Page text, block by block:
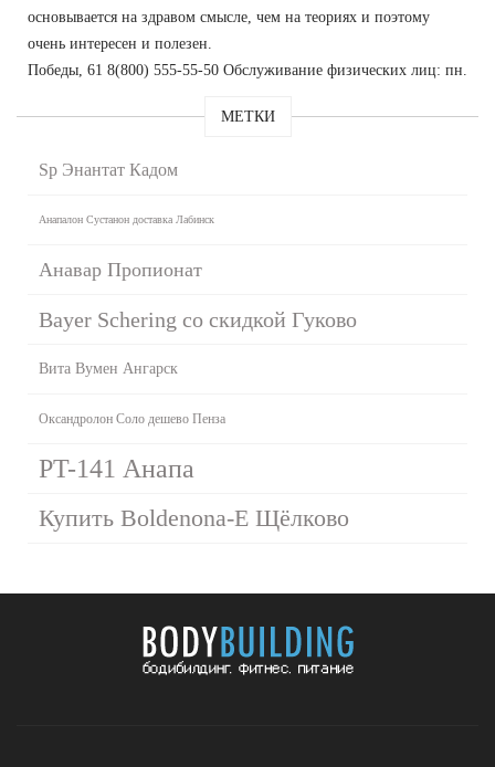
основывается на здравом смысле, чем на теориях и поэтому
очень интересен и полезен.
Победы, 61 8(800) 555-55-50 Обслуживание физических лиц: пн.
МЕТКИ
Sp Энантат Кадом
Анапалон Сустанон доставка Лабинск
Анавар Пропионат
Bayer Schering со скидкой Гуково
Вита Вумен Ангарск
Оксандролон Соло дешево Пенза
PT-141 Анапа
Купить Boldenona-E Щёлково